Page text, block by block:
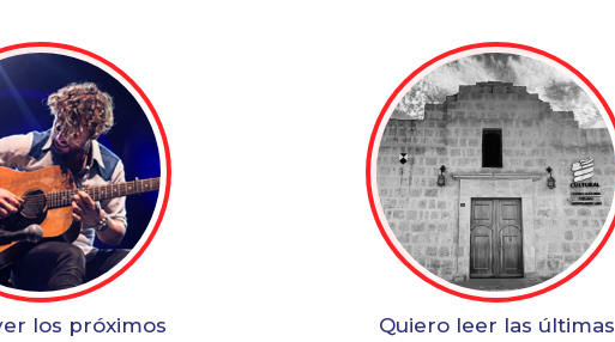
los próximos Quiero leer las últimas